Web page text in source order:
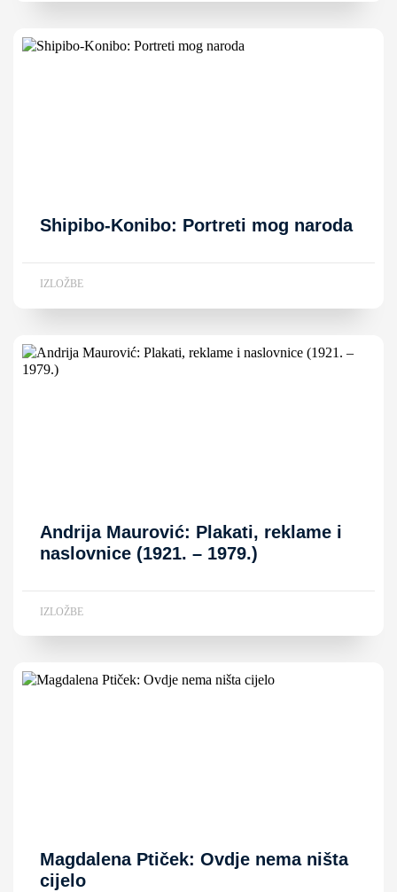
Shipibo-Konibo: Portreti mog naroda
IZLOŽBE
Andrija Maurović: Plakati, reklame i
naslovnice (1921. – 1979.)
IZLOŽBE
Magdalena Ptiček: Ovdje nema ništa
cijelo